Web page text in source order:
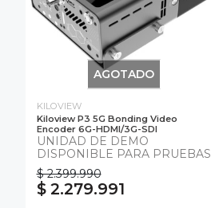
AGOTADO
KILOVIEW
Kiloview P3 5G Bonding Video
Encoder 6G-HDMI/3G-SDI
UNIDAD DE DEMO
DISPONIBLE PARA PRUEBAS
$ 2.399.990
$ 2.279.991